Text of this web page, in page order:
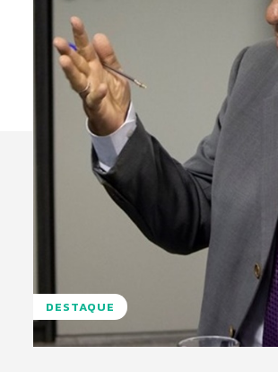
DESTAQUE